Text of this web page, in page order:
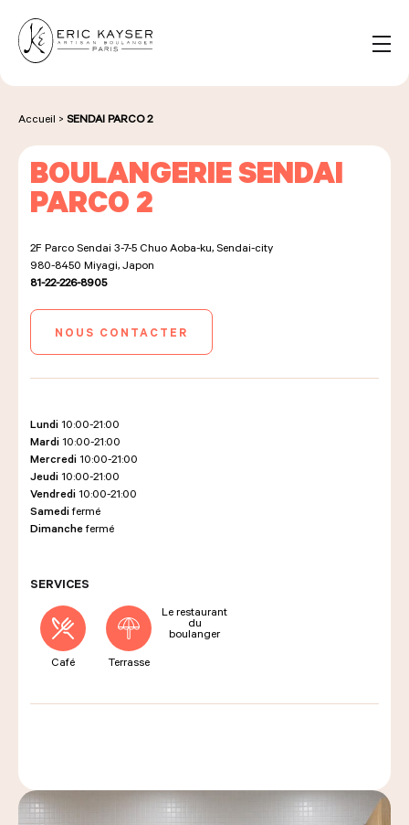
FR
NOS PRODUITS
NOS BOULANGERIES
LA MAISON D'ÉRIC KAYSER
LES COURS D'ÉRIC KAYSER
ACTUALITÉS
Commander
Accueil > SENDAI PARCO 2
BOULANGERIE SENDAI
PARCO 2
2F Parco Sendai 3-7-5 Chuo Aoba-ku, Sendai-city
980-8450Miyagi, Japon
81-22-226-8905
NOUS CONTACTER
Lundi 10:00-21:00
Mardi 10:00-21:00
Mercredi 10:00-21:00
Jeudi 10:00-21:00
Vendredi 10:00-21:00
Samedi fermé
Dimanche fermé
SERVICES
Café Terrasse
Le restaurant
du
boulanger